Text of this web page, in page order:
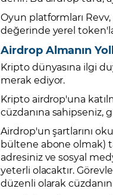
Oyun platformları
değerinde yerel
Airdrop Almanın
Kripto dünyasına ilgi
merak ediyor.
Kripto airdrop'una
cüzdanına sahipseniz,
Airdrop'un şartlarını
bültene abone olmak)
adresiniz ve sosyal
yeterli olacaktır.
düzenli olarak